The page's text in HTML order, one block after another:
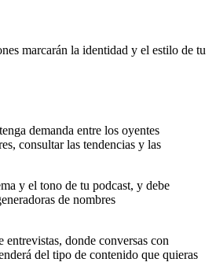
marcarán la identidad y el estilo de tu
demanda entre los oyentes
consultar las tendencias y las
y el tono de tu podcast, y debe
de nombres
donde conversas con
del tipo de contenido que quieras